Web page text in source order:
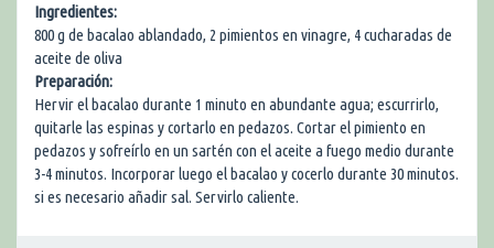
Ingredientes:
800 g de bacalao ablandado, 2 pimientos en vinagre, 4 cucharadas de
aceite de oliva
Preparación:
Hervir el bacalao durante 1 minuto en abundante agua; escurrirlo,
quitarle las espinas y cortarlo en pedazos. Cortar el pimiento en
pedazos y sofreírlo en un sartén con el aceite a fuego medio durante
3-4 minutos. Incorporar luego el bacalao y cocerlo durante 30 minutos.
si es necesario añadir sal. Servirlo caliente.